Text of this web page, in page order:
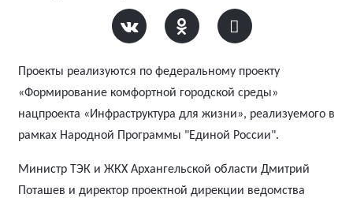
Проекты реализуются по федеральному проекту
«Формирование комфортной городской среды»
нацпроекта «Инфраструктура для жизни», реализуемого в
рамках Народной Программы "Единой России".
Министр ТЭК и ЖКХ Архангельской области Дмитрий
Поташев и директор проектной дирекции ведомства